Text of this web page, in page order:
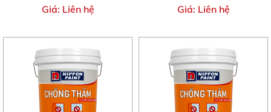
Giá: Liên hệ Giá: Liên hệ